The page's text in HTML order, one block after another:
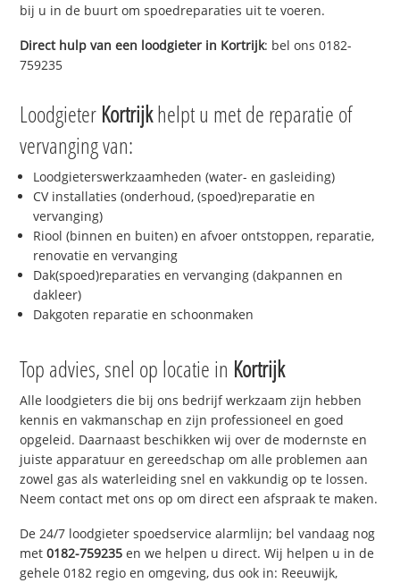
bij u in de buurt om spoedreparaties uit te voeren.
Direct hulp van een loodgieter in Kortrijk: bel ons 0182-
759235
Loodgieter Kortrijkhelpt u met de reparatie of
vervanging van:
Loodgieterswerkzaamheden (water- en gasleiding)
CV installaties (onderhoud, (spoed)reparatie en
vervanging)
Riool (binnen en buiten) en afvoer ontstoppen, reparatie,
renovatie en vervanging
Dak(spoed)reparaties en vervanging (dakpannen en
dakleer)
Dakgoten reparatie en schoonmaken
Top advies, snel op locatie in Kortrijk
Alle loodgieters die bij ons bedrijf werkzaam zijn hebben
kennis en vakmanschap en zijn professioneel en goed
opgeleid. Daarnaast beschikken wij over de modernste en
juiste apparatuur en gereedschap om alle problemen aan
zowel gas als waterleiding snel en vakkundig op te lossen.
Neem contact met ons op om direct een afspraak te maken.
De 24/7 loodgieter spoedservice alarmlijn; bel vandaag nog
met0182-759235 en we helpen u direct. Wij helpen u in de
gehele 0182 regio en omgeving, dus ook in: Reeuwijk,